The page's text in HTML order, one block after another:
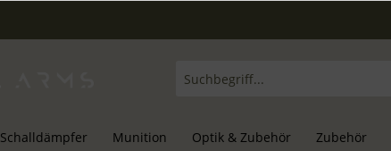
Schalldämpfer Munition Optik & Zubehör Zubehör